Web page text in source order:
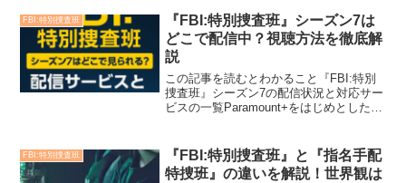
FBI:特別捜査班
『FBI:特別捜査班』シーズン7は
どこで配信中？視聴方法を徹底解
説
この記事を読むとわかること『FBI:特別
捜査班』シーズン7の配信状況と対応サー
ビスの一覧Paramount+をはじめとした視
の注意点広告の有無やコスト面から見た
各サー...
FBI:特別捜査班
『FBI:特別捜査班』と『指名手配
特捜班』の違いを解説！世界観は